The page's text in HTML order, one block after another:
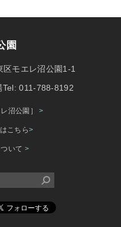
園
モエレ沼公園1-1
011-788-8192
レ沼公園］>
こちら>
いて >